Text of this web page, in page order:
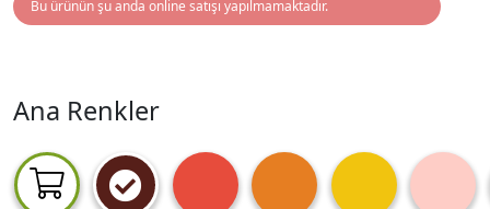
Bu ürünün şu anda online satışı yapılmamaktadır.
Ana Renkler